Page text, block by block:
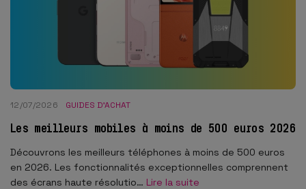
12/07/2026 GUIDES D'ACHAT
Les meilleurs mobiles à moins de 500 euros 2026
Découvrons les meilleurs téléphones à moins de 500 euros
en 2026. Les fonctionnalités exceptionnelles comprennent
des écrans haute résolutio… Lire la suite